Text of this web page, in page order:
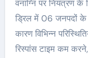
वनाग्नि पर नियंत्रण
ड्रिल में 06 जनपदों के
कारण विभिन्न
रिस्पांस टाइम कम